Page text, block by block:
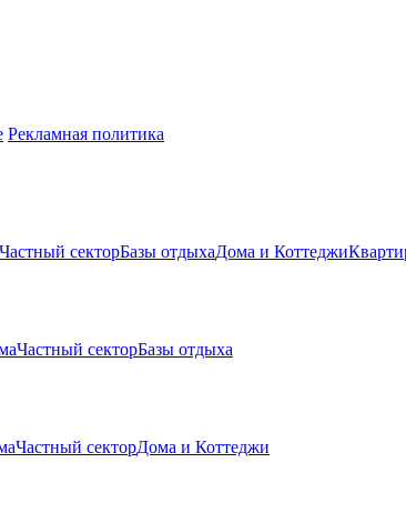
Рекламная политика
Частный секторБазы отдыхаДома и Коттеджи
Частный секторБазы отдыха
Частный секторДома и Коттеджи